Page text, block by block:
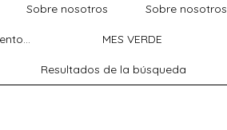
Sobre nosotros Sobre nosotros
MES VERDE
Resultados de la búsqueda